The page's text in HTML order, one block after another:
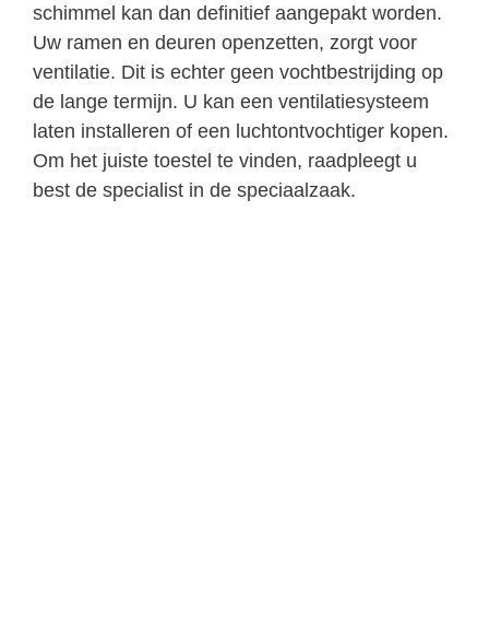
schimmel kan dan definitief aangepakt worden.
Uw ramen en deuren openzetten, zorgt voor
ventilatie. Dit is echter geen vochtbestrijding op
de lange termijn. U kan een ventilatiesysteem
laten installeren of een luchtontvochtiger kopen.
Om het juiste toestel te vinden, raadpleegt u
best de specialist in de speciaalzaak.